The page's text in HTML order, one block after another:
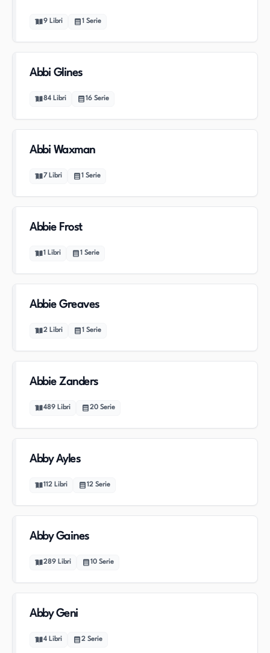
9 Libri 1 Serie
Abbi Glines
84 Libri 16 Serie
Abbi Waxman
7 Libri 1 Serie
Abbie Frost
1 Libri 1 Serie
Abbie Greaves
2 Libri 1 Serie
Abbie Zanders
489 Libri 20 Serie
Abby Ayles
112 Libri 12 Serie
Abby Gaines
289 Libri 10 Serie
Abby Geni
4 Libri 2 Serie